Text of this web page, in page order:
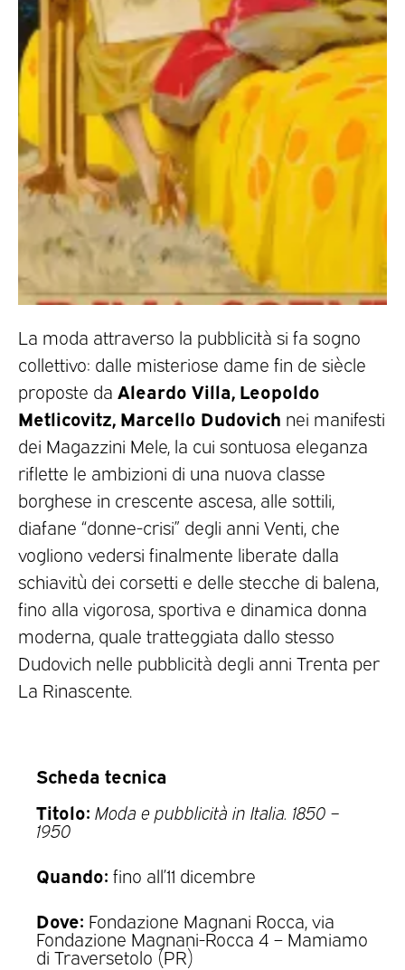
La moda attraverso la pubblicità si fa sogno
collettivo: dalle misteriose dame fin de siècle
proposte da Aleardo Villa, Leopoldo
Metlicovitz, Marcello Dudovich nei manifesti
dei Magazzini Mele, la cui sontuosa eleganza
riflette le ambizioni di una nuova classe
borghese in crescente ascesa, alle sottili,
diafane “donne-crisi” degli anni Venti, che
vogliono vedersi finalmente liberate dalla
schiavitù dei corsetti e delle stecche di balena,
fino alla vigorosa, sportiva e dinamica donna
moderna, quale tratteggiata dallo stesso
Dudovich nelle pubblicità degli anni Trenta per
La Rinascente.
Scheda tecnica
Titolo: Moda e pubblicità in Italia. 1850 –
1950
Quando: fino all’11 dicembre
Dove: Fondazione Magnani Rocca, via
Fondazione Magnani-Rocca 4 – Mamiamo
di Traversetolo (PR)